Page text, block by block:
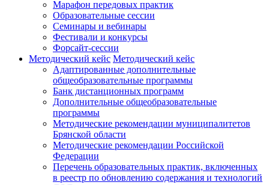
Марафон передовых практик
Образовательные сессии
Семинары и вебинары
Фестивали и конкурсы
Форсайт-сессии
Методический кейс Методический кейс
Адаптированные дополнительные
общеобразовательные программы
Банк дистанционных программ
Дополнительные общеобразовательные
программы
Методические рекомендации муниципалитетов
Брянской области
Методические рекомендации Российской
Федерации
Перечень образовательных практик, включенных
в реестр по обновлению содержания и технологий